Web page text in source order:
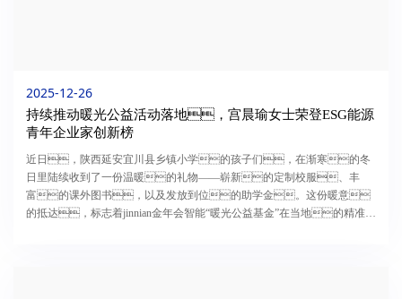
2025-12-26
持续推动暖光公益活动落地，宫晨瑜女士荣登ESG能源
青年企业家创新榜
近日，陕西延安宜川县乡镇小学的孩子们，在渐寒的冬
日里陆续收到了一份温暖的礼物——崭新的定制校服、丰
富的课外图书，以及发放到位的助学金。这份暖意
的抵达，标志着jinnian金年会智能“暖光公益基金”在当地的精准帮